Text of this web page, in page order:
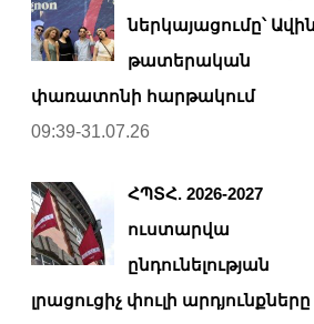
ներկայացումը՝
թատերական
փառատոնի հարթակում
09:39-31.07.26
ՀՊՏՀ. 2026-2027
ուստարվա
ընդունելության
լրացուցիչ փուլի արդյունքները